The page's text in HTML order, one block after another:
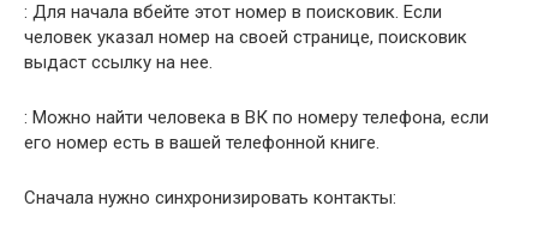
: Для начала вбейте этот номер в поисковик. Если
человек указал номер на своей странице, поисковик
выдаст ссылку на нее.
: Можно найти человека в ВК по номеру телефона, если
его номер есть в вашей телефонной книге.
Сначала нужно синхронизировать контакты: